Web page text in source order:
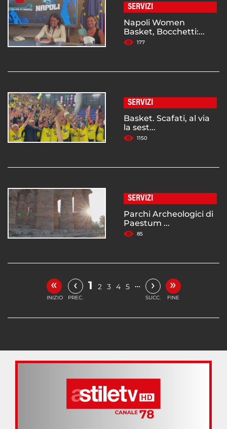
SERVIZI
Napoli Women
Basket, Bocchetti:...
177
SERVIZI
Basket. Scafati, al via
la sest...
1150
SERVIZI
Parchi Archeologici di
Paestum ...
85
«
INIZIO
‹
PREC.
1 2 3 4 5 … ›
SUCC.
»
FINE